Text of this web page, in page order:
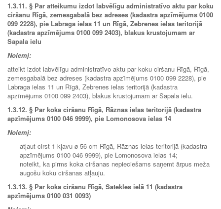
1.3.11. § Par atteikumu izdot labvēlīgu administratīvo aktu par koku
ciršanu Rīgā, zemesgabalā bez adreses (kadastra apzīmējums 0100
099 2228), pie Labraga ielas 11 un Rīgā, Zebrenes ielas teritorijā
(kadastra apzīmējums 0100 099 2403), blakus krustojumam ar
Sapala ielu
Nolemj:
atteikt izdot labvēlīgu administratīvo aktu par koku ciršanu Rīgā, Rīgā,
zemesgabalā bez adreses (kadastra apzīmējums 0100 099 2228), pie
Labraga ielas 11 un Rīgā, Zebrenes ielas teritorijā (kadastra
apzīmējums 0100 099 2403), blakus krustojumam ar Sapala ielu.
1.3.12. § Par koka ciršanu Rīgā, Rāznas ielas teritorijā (kadastra
apzīmējums 0100 046 9999), pie Lomonosova ielas 14
Nolemj:
atļaut cirst 1 kļavu ø 56 cm Rīgā, Rāznas ielas teritorijā (kadastra
apzīmējums 0100 046 9999), pie Lomonosova ielas 14;
noteikt, ka pirms koka ciršanas nepieciešams saņemt ārpus meža
augošu koku ciršanas atļauju.
1.3.13. § Par koka ciršanu Rīgā, Satekles ielā 11 (kadastra
apzīmējums 0100 031 0093)